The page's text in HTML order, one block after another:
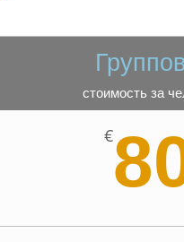
стоимость за
€